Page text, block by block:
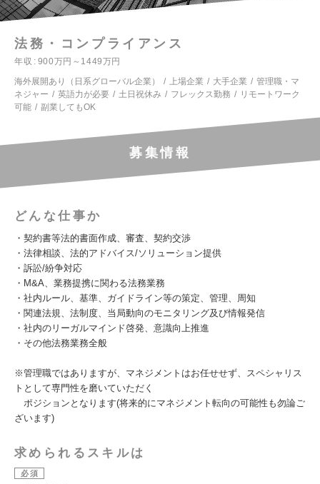
法務・コンプライアンス
年収
900万円～1449万円
海外展開あり（日系グローバル企業）
上場企業 大手企業
管理職・マ
ネジャー
英語力が必要 土日祝休み フレックス勤務
リモートワーク
可能
副業してもOK
募集情報
どんな仕事か
・契約書等法的書面作成、審査、契約交渉
・法律相談、法的アドバイス/ソリューション提供
・訴訟/紛争対応
・M&A、業務提携に関わる法務業務
・社内ルール、基準、ガイドライン等の策定、管理、周知
・関連法規、法制度、当局動向のモニタリング及び情報発信
・社内のリーガルマインド啓発、意識向上推進
・その他法務業務全般
※管理職ではありますが、マネジメントはお任せせず、スペシャリス
トとして専門性を磨いていただく
ポジションとなります(将来的にマネジメント転向の可能性も勿論ご
ざいます)
求められるスキルは
必須